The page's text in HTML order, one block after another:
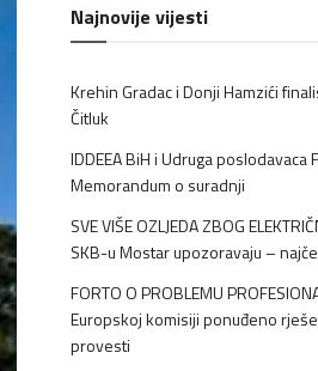
Najnovije vijesti
Krehin Gradac i Donji Hamzići
Čitluk
IDDEEA BiH i Udruga poslodavaca
Memorandum o suradnji
SVE VIŠE OZLJEDA ZBOG
SKB-u Mostar upozoravaju –
FORTO O PROBLEMU
Europskoj komisiji ponuđeno
provesti